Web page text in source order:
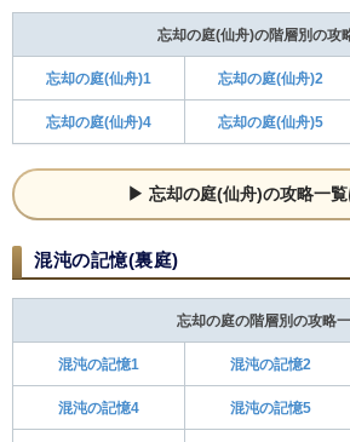
忘却の庭(仙舟)の階層別の攻
忘却の庭(仙舟)1 忘却の庭(仙舟)2
忘却の庭(仙舟)4 忘却の庭(仙舟)5
忘却の庭(仙舟)の攻略一
混沌の記憶(裏庭)
忘却の庭の階層別の攻略
混沌の記憶1 混沌の記憶2
混沌の記憶4 混沌の記憶5